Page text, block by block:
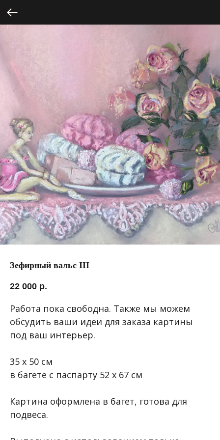
Зефирный вальс III
22 000 р.
Работа пока свободна. Также мы можем
обсудить ваши идеи для заказа картины
под ваш интерьер.
35 х 50 см
в багете с паспарту 52 х 67 см
Картина оформлена в багет, готова для
подвеса.